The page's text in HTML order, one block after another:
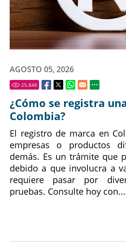
AGOSTO 05, 2026
25.84K
¿Cómo se registra
Colombia?
El registro de marca en
empresas o productos
demás. Es un trámite que
debido a que involucra a
requiere pasar por
pruebas. Consulte hoy con...